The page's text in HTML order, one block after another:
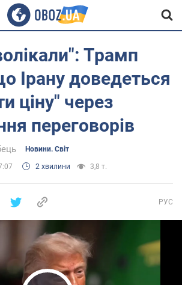
Трамп
Ірану доведеться
ціну" через
переговорів
Новини. Світ
2 хвилини 3,8 т.
РУС